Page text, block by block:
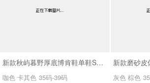
新款秋屿暮野厚底博肯鞋单鞋SA70767
咖色 卡其色 35码-39码
新款磨砂
灰色 棕色